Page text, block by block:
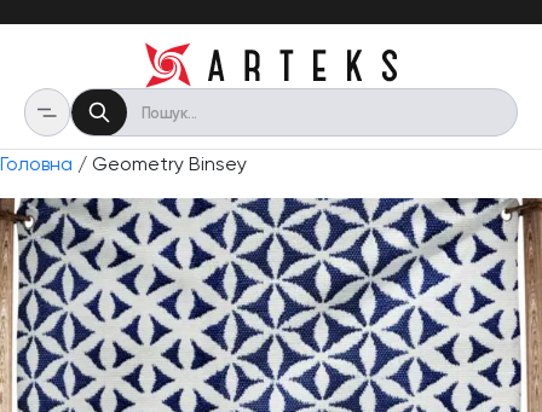
Головна / Geometry Binsey